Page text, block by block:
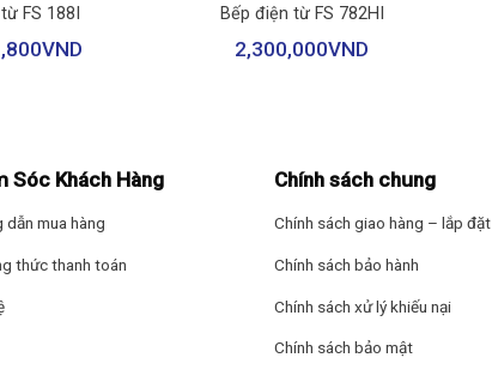
FS 188I
VND
Bếp điện từ FS 782HI
2,300,000VND
Sóc Khách Hàng
dẫn mua hàng
thức thanh toán
Chính sách chung
Chính sách giao hàng – lắp đặt
Chính sách bảo hành
Chính sách xử lý khiếu nại
Chính sách bảo mật